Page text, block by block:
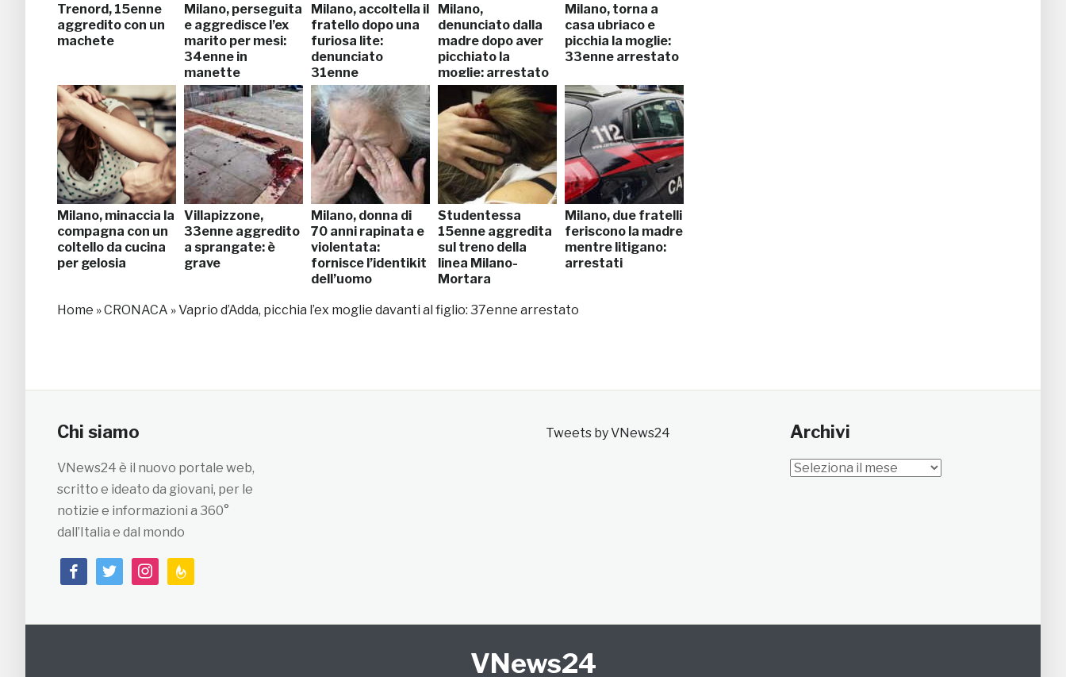
Trenord, 15enne
aggredito con un
machete
Milano, perseguita
e aggredisce l’ex
marito per mesi:
34enne in
manette
Milano, accoltella il
fratello dopo una
furiosa lite:
denunciato
31enne
Milano,
denunciato dalla
madre dopo aver
picchiato la
moglie: arrestato
Milano, torna a
casa ubriaco e
picchia la moglie:
33enne arrestato
Milano, minaccia la
compagna con un
coltello da cucina
per gelosia
Villapizzone,
33enne aggredito
a sprangate: è
grave
Milano, donna di
70 anni rapinata e
violentata:
fornisce l’identikit
dell’uomo
Studentessa
15enne aggredita
sul treno della
linea Milano-
Mortara
Milano, due fratelli
feriscono la madre
mentre litigano:
arrestati
Home »CRONACA »Vaprio d’Adda, picchia l’ex moglie davanti al figlio: 37enne arrestato
Chi siamo
VNews24 è il nuovo portale web,
scritto e ideato da giovani, per le
notizie e informazioni a 360°
dall’Italia e dal mondo
facebooktwitterinstagramfeedburner
Tweets by VNews24 Archivi
Archivi
VNews24